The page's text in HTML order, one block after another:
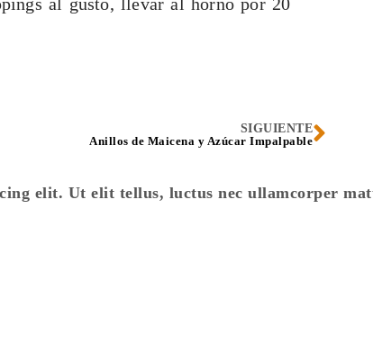
SIGUIENTE
Anillos de Maicena y Azúcar Impalpable
elit. Ut elit tellus, luctus nec ullamcorper